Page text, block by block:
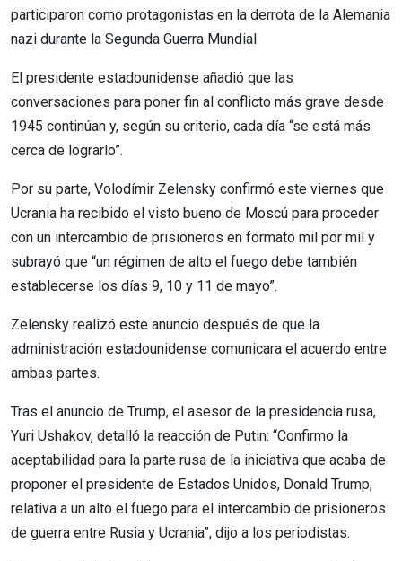
participaron como protagonistas en la derrota de la Alemania
nazi durante la Segunda Guerra Mundial.
El presidente estadounidense añadió que las
conversaciones para poner fin al conflicto más grave desde
1945 continúan y, según su criterio, cada día “se está más
cerca de lograrlo”.
Por su parte, Volodímir Zelensky confirmó este viernes que
Ucrania ha recibido el visto bueno de Moscú para proceder
con un intercambio de prisioneros en formato mil por mil y
subrayó que “un régimen de alto el fuego debe también
establecerse los días 9, 10 y 11 de mayo”.
Zelensky realizó este anuncio después de que la
administración estadounidense comunicara el acuerdo entre
ambas partes.
Tras el anuncio de Trump, el asesor de la presidencia rusa,
Yuri Ushakov, detalló la reacción de Putin: “Confirmo la
aceptabilidad para la parte rusa de la iniciativa que acaba de
proponer el presidente de Estados Unidos, Donald Trump,
relativa a un alto el fuego para el intercambio de prisioneros
de guerra entre Rusia y Ucrania”, dijo a los periodistas.